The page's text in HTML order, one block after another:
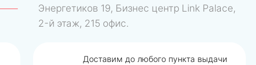
Энергетиков 19, Бизнес центр Link Palace,
2-й этаж, 215 офис.
Доставим до любого пункта выдачи